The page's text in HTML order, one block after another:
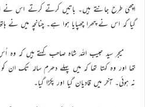
اچھی طرح جانتے ہیں۔ باتیں کرتے کرتے اس نے
گیا کہ اس نے چھرا چھپایا ہوا ہے۔ چنانچہ میں نے
میجر سید حبیب اللہ شاہ صاحب کہتے ہیں کہ وہ
تھا اور وہ کہتا تھا کہ میں پہلے دھرم سالہ تک ان
نہ ہوئی۔ آخر میں قادیان گیا اور پکڑا گیا۔